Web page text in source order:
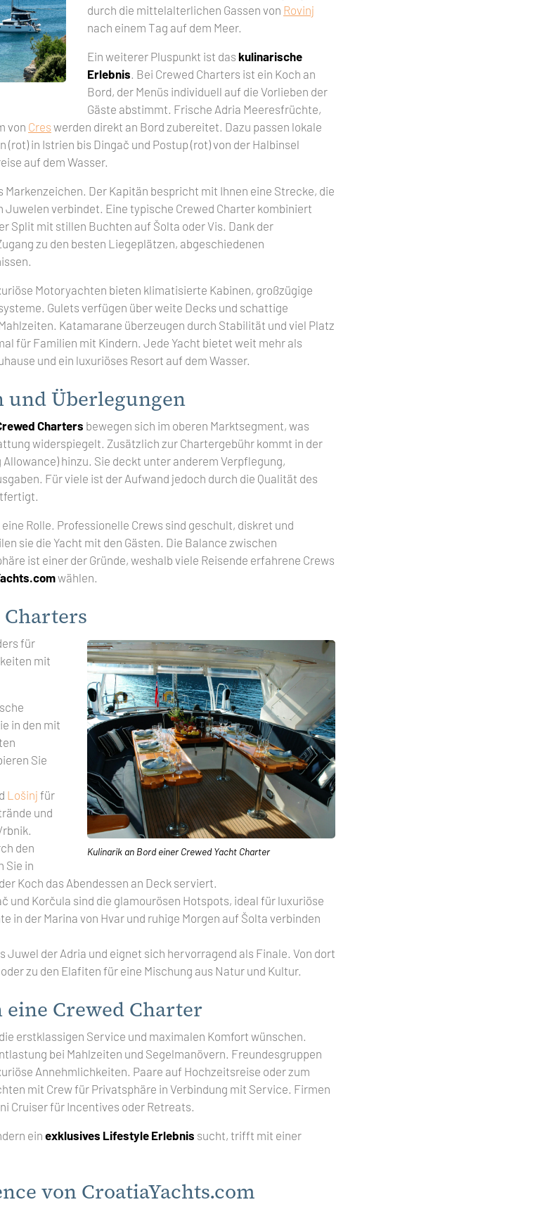
durch die mittelalterlichen Gassen von Rovinj
nach einem Tag auf dem Meer.
Ein weiterer Pluspunkt ist das kulinarische
Erlebnis . Bei Crewed Charters ist ein Koch an
Bord, der Menüs individuell auf die Vorlieben der
Gäste abstimmt. Frische Adria Meeresfrüchte,
von Cres werden direkt an Bord zubereitet. Dazu passen lokale
(rot) in Istrien bis Dingač und Postup (rot) von der Halbinsel
auf dem Wasser.
Markenzeichen. Der Kapitän bespricht mit Ihnen eine Strecke, die
verbindet. Eine typische Crewed Charter kombiniert
Split mit stillen Buchten auf Šolta oder Vis. Dank der
zu den besten Liegeplätzen, abgeschiedenen
Motoryachten bieten klimatisierte Kabinen, großzügige
Gulets verfügen über weite Decks und schattige
Katamarane überzeugen durch Stabilität und viel Platz
für Familien mit Kindern. Jede Yacht bietet weit mehr als
und ein luxuriöses Resort auf dem Wasser.
und Überlegungen
Charters bewegen sich im oberen Marktsegment, was
widerspiegelt. Zusätzlich zur Chartergebühr kommt in der
Allowance) hinzu. Sie deckt unter anderem Verpflegung,
Für viele ist der Aufwand jedoch durch die Qualität des
Rolle. Professionelle Crews sind geschult, diskret und
sie die Yacht mit den Gästen. Die Balance zwischen
ist einer der Gründe, weshalb viele Reisende erfahrene Crews
wählen.
Kulinarik an Bord einer Crewed Yacht Charter
für
mit
in den mit
Sie
Lošinj für
und
den
Sie in
Koch das Abendessen an Deck serviert.
und Korčula sind die glamourösen Hotspots, ideal für luxuriöse
in der Marina von Hvar und ruhige Morgen auf Šolta verbinden
Juwel der Adria und eignet sich hervorragend als Finale. Von dort
zu den Elafiten für eine Mischung aus Natur und Kultur.
Crewed Charter
erstklassigen Service und maximalen Komfort wünschen.
bei Mahlzeiten und Segelmanövern. Freundesgruppen
Annehmlichkeiten. Paare auf Hochzeitsreise oder zum
mit Crew für Privatsphäre in Verbindung mit Service. Firmen
Cruiser für Incentives oder Retreats.
ein exklusives Lifestyle Erlebnis sucht, trifft mit einer
von CroatiaYachts.com